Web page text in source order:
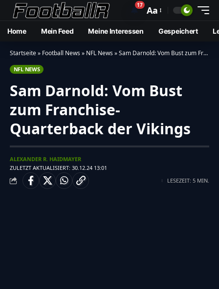
🔔17 Aa
Home Mein Feed Meine Interessen Gespeichert
Startseite» Football News» NFL News»Sam Darnold: Vom Bust zum Franchise-Quarterback der Vikings
NFL NEWS
Sam Darnold: Vom Bust
zum Franchise-
Quarterback der Vikings
ZULETZT AKTUALISIERT: 30.12.24 13:01
ALEXANDER R. HAIDMAYER
LESEZEIT: 5 MIN.